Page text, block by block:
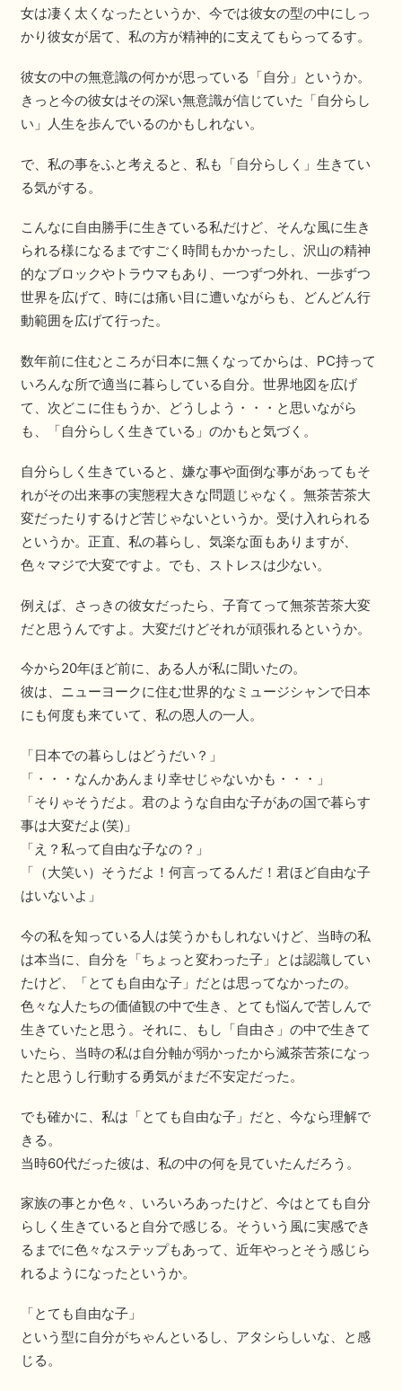
女は凄く太くなったというか、今では彼女の型の中にしっ
かり彼女が居て、私の方が精神的に支えてもらってるす。
彼女の中の無意識の何かが思っている「自分」というか。
きっと今の彼女はその深い無意識が信じていた「自分らし
い」人生を歩んでいるのかもしれない。
で、私の事をふと考えると、私も「自分らしく」生きてい
る気がする。
こんなに自由勝手に生きている私だけど、そんな風に生き
られる様になるまですごく時間もかかったし、沢山の精神
的なブロックやトラウマもあり、一つずつ外れ、一歩ずつ
世界を広げて、時には痛い目に遭いながらも、どんどん行
動範囲を広げて行った。
数年前に住むところが日本に無くなってからは、PC持って
いろんな所で適当に暮らしている自分。世界地図を広げ
て、次どこに住もうか、どうしよう・・・と思いながら
も、「自分らしく生きている」のかもと気づく。
自分らしく生きていると、嫌な事や面倒な事があってもそ
れがその出来事の実態程大きな問題じゃなく。無茶苦茶大
変だったりするけど苦じゃないというか。受け入れられる
というか。正直、私の暮らし、気楽な面もありますが、
色々マジで大変ですよ。でも、ストレスは少ない。
例えば、さっきの彼女だったら、子育てって無茶苦茶大変
だと思うんですよ。大変だけどそれが頑張れるというか。
今から20年ほど前に、ある人が私に聞いたの。
彼は、ニューヨークに住む世界的なミュージシャンで日本
にも何度も来ていて、私の恩人の一人。
「日本での暮らしはどうだい？」
「・・・なんかあんまり幸せじゃないかも・・・」
「そりゃそうだよ。君のような自由な子があの国で暮らす
事は大変だよ(笑)」
「え？私って自由な子なの？」
「（大笑い）そうだよ！何言ってるんだ！君ほど自由な子
はいないよ」
今の私を知っている人は笑うかもしれないけど、当時の私
は本当に、自分を「ちょっと変わった子」とは認識してい
たけど、「とても自由な子」だとは思ってなかったの。
色々な人たちの価値観の中で生き、とても悩んで苦しんで
生きていたと思う。それに、もし「自由さ」の中で生きて
いたら、当時の私は自分軸が弱かったから滅茶苦茶になっ
たと思うし行動する勇気がまだ不安定だった。
でも確かに、私は「とても自由な子」だと、今なら理解で
きる。
当時60代だった彼は、私の中の何を見ていたんだろう。
家族の事とか色々、いろいろあったけど、今はとても自分
らしく生きていると自分で感じる。そういう風に実感でき
るまでに色々なステップもあって、近年やっとそう感じら
れるようになったというか。
「とても自由な子」
という型に自分がちゃんといるし、アタシらしいな、と感
じる。